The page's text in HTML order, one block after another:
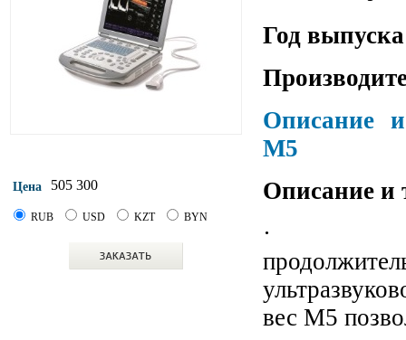
Цена 505 300
RUB USD KZT BYN
Год
Описание
M5
Описание и
· Li-ion
вес M5